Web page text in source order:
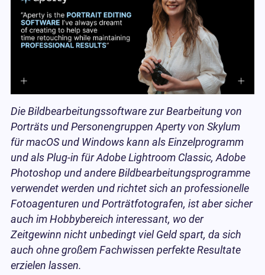
Die Bildbearbeitungssoftware zur Bearbeitung von
Porträts und Personengruppen Aperty von Skylum
für macOS und Windows kann als Einzelprogramm
und als Plug-in für Adobe Lightroom Classic, Adobe
Photoshop und andere Bildbearbeitungsprogramme
verwendet werden und richtet sich an professionelle
Fotoagenturen und Porträtfotografen, ist aber sicher
auch im Hobbybereich interessant, wo der
Zeitgewinn nicht unbedingt viel Geld spart, da sich
auch ohne großem Fachwissen perfekte Resultate
erzielen lassen.